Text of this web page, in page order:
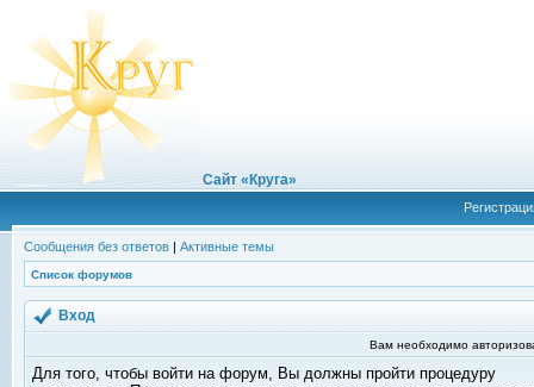
Сайт «Круга»
Сообщения без ответов | Активные темы
Список форумов
Вход
Вам необходимо
Для того, чтобы войти на форум, Вы должны пройти процедуру